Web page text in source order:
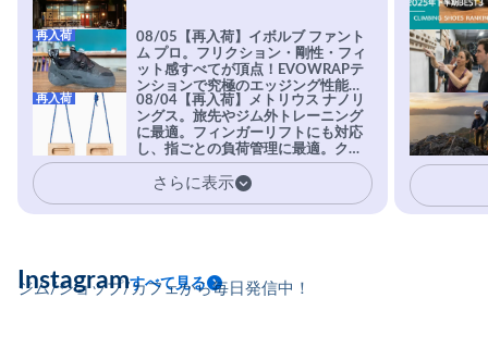
08/05【再入荷】イボルブ ファント
ム プロ。フリクション・剛性・フィ
ット感すべてが頂点！EVOWRAPテ
ンションで究極のエッジング性能を
実現。進化系ラバーEvo-74はTRAX
を凌駕する粘着力で極小ホールドに
安心感。
再入荷
08/04【再入荷】メトリウス ナノリ
ングス。旅先やジム外トレーニング
に最適。フィンガーリフトにも対応
し、指ごとの負荷管理に最適。クラ
イマーの指を本気で鍛えるギア。
再入荷
さらに表示
ジム/ショップ/カフェから毎日発信中！
Instagramすべて見る